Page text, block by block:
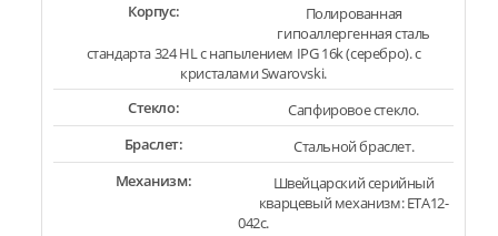
Корпус:
Полированная
гипоаллергенная сталь
стандарта 324 HL с напылением IPG 16k (серебро). с
кристалами Swarovski.
Стекло:
Сапфировое стекло.
Браслет:
Стальной браслет.
Механизм:
Швейцарский серийный
кварцевый механизм: ETA12-
042c.